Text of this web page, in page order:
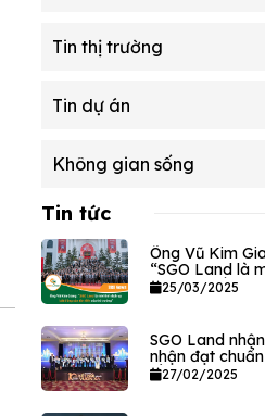
Tin thị trường
Tin dự án
Không gian sống
Tin tức
Ông Vũ Kim
“SGO Land là
dịch vụ bất
25/03/2025
SGO Land
nhận đạt
tắc đạo đức và
27/02/2025